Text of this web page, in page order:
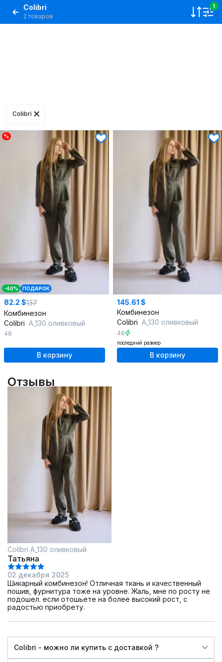
Colibri
2 товаров
1
Colibri
%
-40% ПОДАРОК
82.2 $137
Комбинезон
Colibri А_130 оливковый
48
В корзину
145.61 $
Комбинезон
Colibri А_130 оливковый
48
последний размер
В корзину
Отзывы
Colibri А_130 оливковый
Татьяна
02 декабря 2025
Шикарный комбинезон! Отличная ткань и качественный
пошив, фурнитура тоже на уровне. Жаль, мне по росту не
подошел. если отошьете на более высокий рост, с
радостью приобрету.
Colibri - можно ли купить c доставкой ?